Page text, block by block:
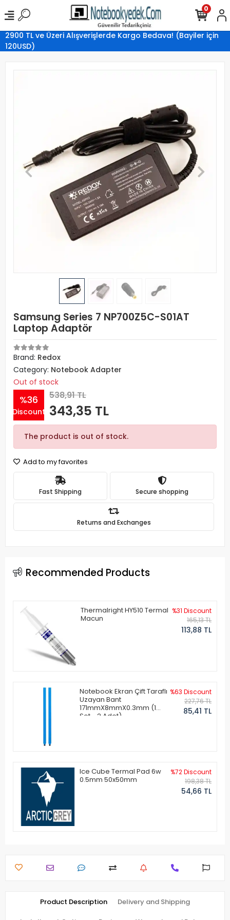
2900 TL ve Üzeri Alışverişlerde Kargo Bedava! (Bayiler için
120USD)
0
Samsung Series 7 NP700Z5C-S01AT
Laptop Adaptör
Brand: Redox
Category: Notebook Adapter
Out of stock
%36
Discount
538,91 TL
343,35 TL
The product is out of stock.
Add to my favorites
Fast Shipping Secure shopping
Returns and Exchanges
Recommended Products
Thermalright HY510 Termal
Macun
%31 Discount
165,13 TL
113,88 TL
Notebook Ekran Çift Taraflı
Uzayan Bant
171mmX8mmX0.3mm (1
Set - 2 Adet)
%63 Discount
227,76 TL
85,41 TL
Ice Cube Termal Pad 6w
0.5mm 50x50mm
%72 Discount
198,38 TL
54,66 TL
Product Description Delivery and Shipping